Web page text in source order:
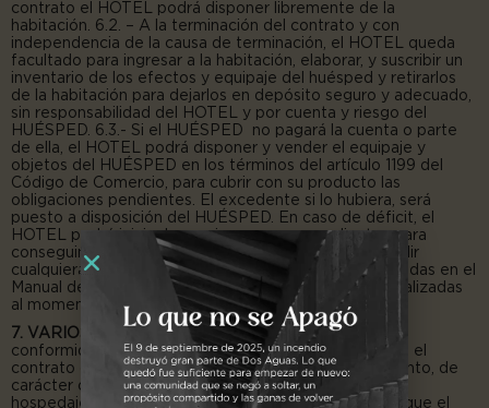
contrato el HOTEL podrá disponer libremente de la
habitación. 6.2. – A la terminación del contrato y con
independencia de la causa de terminación, el HOTEL queda
facultado para ingresar a la habitación, elaborar, y suscribir un
inventario de los efectos y equipaje del huésped y retirarlos
de la habitación para dejarlos en depósito seguro y adecuado,
sin responsabilidad del HOTEL y por cuenta y riesgo del
HUÉSPED. 6.3.- Si el HUÉSPED no pagará la cuenta o parte
de ella, el HOTEL podrá disponer y vender el equipaje y
objetos del HUÉSPED en los términos del artículo 1199 del
Código de Comercio, para cubrir con su producto las
obligaciones pendientes. El excedente si lo hubiera, será
puesto a disposición del HUÉSPED. En caso de déficit, el
HOTEL podrá iniciar las acciones correspondientes para
conseguir el pago total de la suma adeudada. Incumplir
cualquiera de las obligaciones e instrucciones estipuladas en el
Manual de Políticas y Condiciones, las cuales son socializadas
al momento del registro con el hotel.
7. VARIOS
. 7.1.- Naturaleza jurídica del contrato. De
conformidad con el artículo 79 de la ley 300 de 1.996, el
contrato de hospedaje es un contrato de arrendamiento, de
carácter comercial y de adhesión. 7.2.- El contrato de
hospedaje se prueba mediante el Registro Hotelero que el